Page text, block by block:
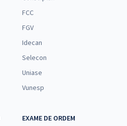
FCC
FGV
Idecan
Selecon
Uniase
Vunesp
EXAME DE ORDEM